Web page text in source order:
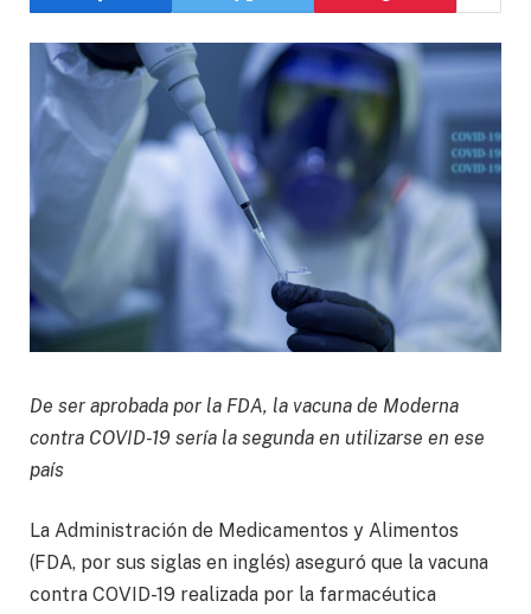
De ser aprobada por la FDA, la vacuna de Moderna
contra COVID-19 sería la segunda en utilizarse en ese
país
La Administración de Medicamentos y Alimentos
(FDA, por sus siglas en inglés) aseguró que la vacuna
contra COVID-19 realizada por la farmacéutica